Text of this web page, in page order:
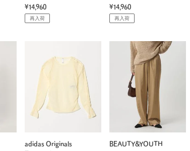
¥14,960
再入荷
¥14,960
再入荷
adidas Originals
BEAUTY&YOUTH